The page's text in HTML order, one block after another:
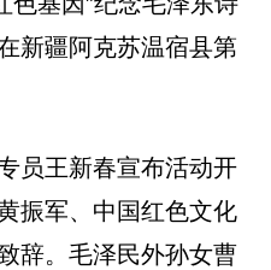
新疆阿克苏温宿县第
员王新春宣布活动开
振军、中国红色文化
辞。毛泽民外孙女曹